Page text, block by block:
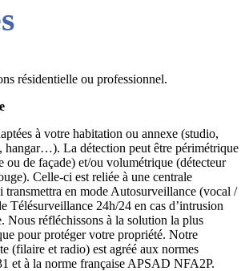
résidentielle ou professionnel.
à votre habitation ou annexe (studio,
hangar…). La détection peut être périmétrique
ou de façade) et/ou volumétrique (détecteur
Celle-ci est reliée à une centrale
transmettra en mode Autosurveillance (vocal /
Télésurveillance 24h/24 en cas d’intrusion
Nous réfléchissons à la solution la plus
pour protéger votre propriété. Notre
(filaire et radio) est agréé aux normes
et à la norme française APSAD NFA2P.